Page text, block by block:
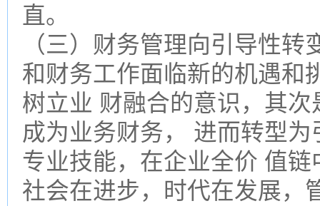
直。
（三）财务管理向引导性
和财务工作面临新的机遇和
树立业 财融合的意识，其
成为业务财务， 进而转型
专业技能，在企业全价 值
社会在进步，时代在发展，